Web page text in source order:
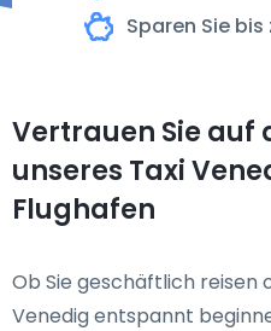
Sparen Sie bis
Vertrauen Sie auf
unseres Taxi
Flughafen
Ob Sie geschäftlich reisen
Venedig entspannt